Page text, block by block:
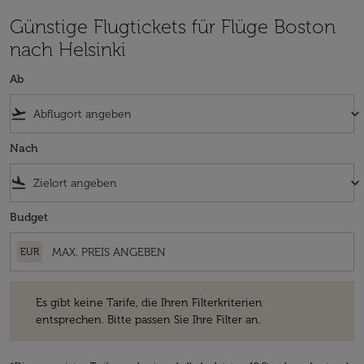
Günstige Flugtickets für Flüge Boston
nach Helsinki
Ab
flight_takeoff keyboard_arrow_down
Nach
flight_land keyboard_arrow_down
Budget
EUR
Es gibt keine Tarife, die Ihren Filterkriterien
entsprechen. Bitte passen Sie Ihre Filter an.